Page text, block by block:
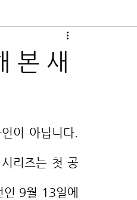
본 새
리즈는 첫 공
9월 13일에